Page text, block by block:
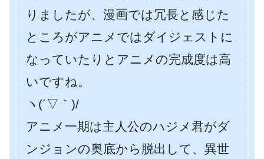
りましたが、漫画では冗長と感じた
ところがアニメではダイジェストに
なっていたりとアニメの完成度は高
いですね。
ヽ(´▽｀)/
アニメ一期は主人公のハジメ君がダ
ンジョンの奥底から脱出して、異世